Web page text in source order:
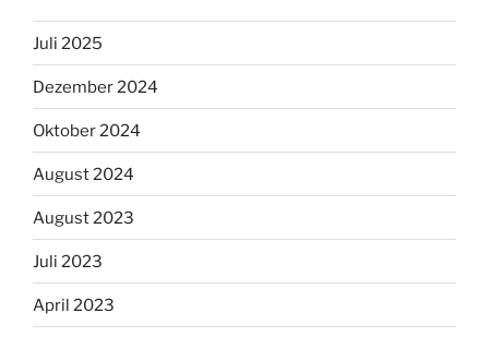
Juli 2025
Dezember 2024
Oktober 2024
August 2024
August 2023
Juli 2023
April 2023